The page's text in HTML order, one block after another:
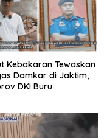
Kebakaran Tewaskan
Damkar di Jaktim,
DKI Buru